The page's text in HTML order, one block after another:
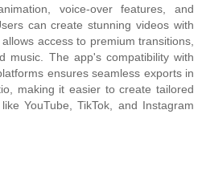
voice-over features, and
can create stunning videos with
access to premium transitions,
music. The app's compatibility with
ensures seamless exports in
making it easier to create tailored
YouTube, TikTok, and Instagram